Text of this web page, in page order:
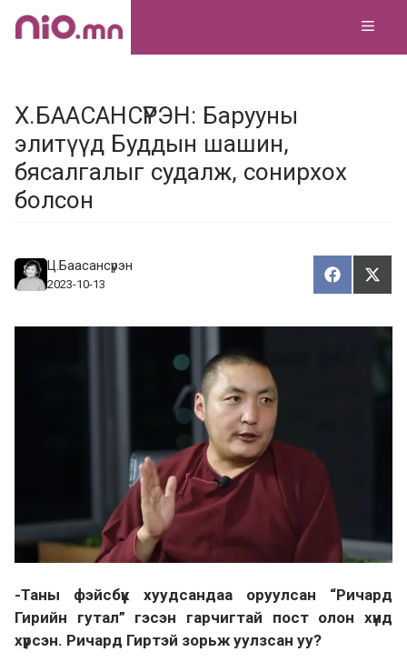
Skip
Х.БААСАНСҮРЭН: Барууны
элитүүд Буддын шашин,
бясалгалыг судалж, сонирхох
болсон
Ц.Баасансүрэн
2023-10-13
Х
у
а
Т
э
-Таны фэйсбүүк хуудсандаа оруулсан “Ричард
Гирийн гутал” гэсэн гарчигтай пост олон хүнд
хүрсэн. Ричард Гиртэй зорьж уулзсан уу?